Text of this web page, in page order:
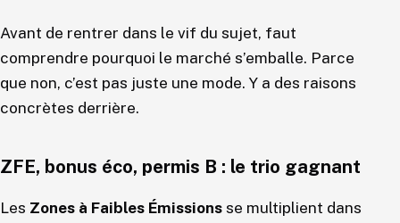
Avant de rentrer dans le vif du sujet, faut
comprendre pourquoi le marché s’emballe. Parce
que non, c’est pas juste une mode. Y a des raisons
concrètes derrière.
ZFE, bonus éco, permis B : le trio gagnant
Les Zones à Faibles Émissions se multiplient dans